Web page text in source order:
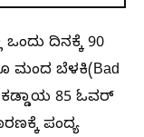
ದಿನಕ್ಕೆ 90
ಮಂದ ಬೆಳಕಿ(Bad
ಕಡ್ಡಾಯ 85 ಓವರ್
ಪಂದ್ಯ